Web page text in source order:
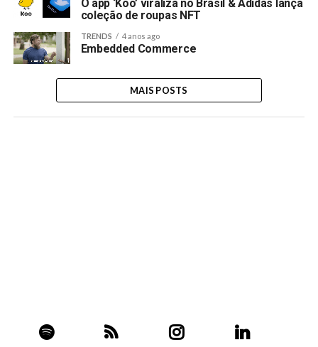
O app ‘Koo’ viraliza no Brasil & Adidas lança
coleção de roupas NFT
TRENDS 4 anos ago
Embedded Commerce
MAIS POSTS